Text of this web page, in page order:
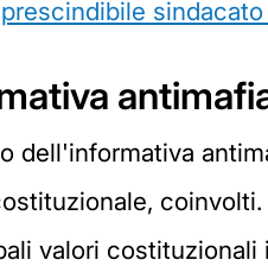
dell'informativa
coinvolti.
valori